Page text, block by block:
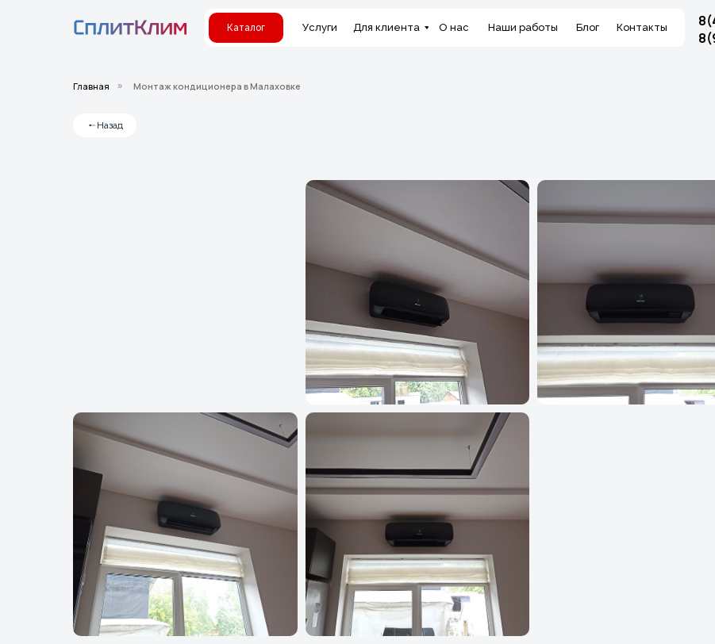
Услуги Для клиента О нас Наши работы Блог Контакты
Каталог Html code will be here
Главная » Монтаж кондиционера в Малаховке
Назад